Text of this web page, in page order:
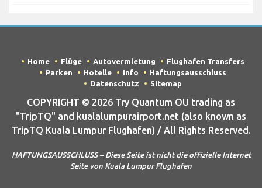
Home Flüge Autovermietung
Flughafen Transfers
Parken
Hotelle Info
Haftungsausschluss
Datenschutz
Sitemap
COPYRIGHT © 2026 Try Quantum OU trading as
"TripTQ" and kualalumpurairport.net (also known as
TripTQ Kuala Lumpur Flughafen) / All Rights Reserved.
HAFTUNGSAUSSCHLUSS – Diese Seite ist nicht die offizielle Internet
Seite von Kuala Lumpur Flughafen